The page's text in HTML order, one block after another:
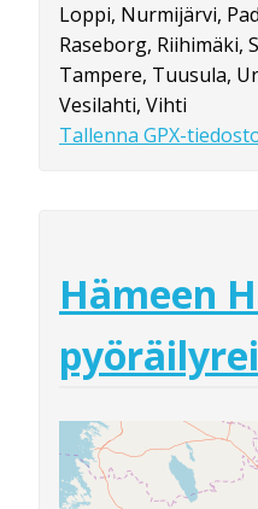
Loppi, Nurmijärvi,
Raseborg, Riihimäki,
Tampere, Tuusula,
Vesilahti, Vihti
Tallenna GPX-
Hämeen